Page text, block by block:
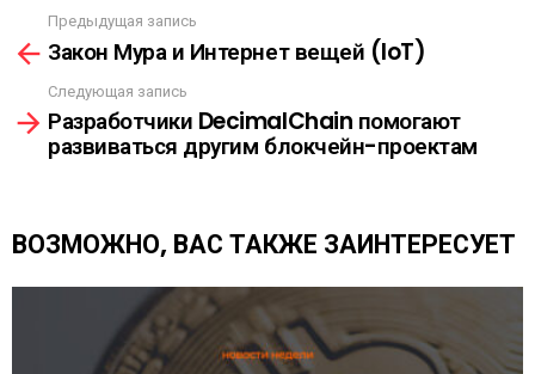
Ы
Л
К
А
м
р
е
щ
е
Предыдущая запись
Закон Мура и Интернет вещей (IoT)
Следующая запись
Разработчики DecimalChain помогают
развиваться другим блокчейн-проектам
ВОЗМОЖНО, ВАС ТАКЖЕ ЗАИНТЕРЕСУЕТ